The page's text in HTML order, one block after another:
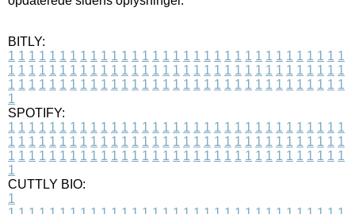
BITLY:
1 1 1 1 1 1 1 1 1 1 1 1 1 1 1 1 1 1 1 1 1 1 1 1 1 1 1 1 1 1 1 1 1
1 1 1 1 1 1 1 1 1 1 1 1 1 1 1 1 1 1 1 1 1 1 1 1 1 1 1 1 1 1 1 1 1
1 1 1 1 1 1 1 1 1 1 1 1 1 1 1 1 1 1 1 1 1 1 1 1 1 1 1 1 1 1 1 1 1
1
SPOTIFY:
1 1 1 1 1 1 1 1 1 1 1 1 1 1 1 1 1 1 1 1 1 1 1 1 1 1 1 1 1 1 1 1 1
1 1 1 1 1 1 1 1 1 1 1 1 1 1 1 1 1 1 1 1 1 1 1 1 1 1 1 1 1 1 1 1 1
1 1 1 1 1 1 1 1 1 1 1 1 1 1 1 1 1 1 1 1 1 1 1 1 1 1 1 1 1 1 1 1 1
1
CUTTLY BIO:
1